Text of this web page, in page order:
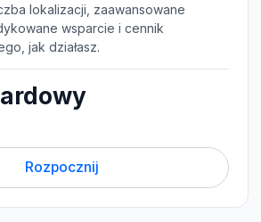
lokalizacji, zaawansowane
wsparcie i cennik
jak działasz.
Rozpocznij